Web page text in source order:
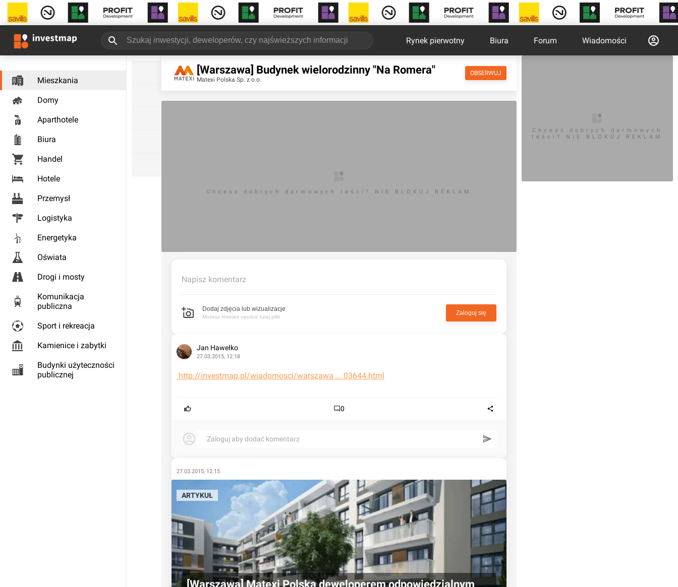
Rynek pierwotny Biura Forum Wiadomości
Mieszkania
Domy
Aparthotele
Biura
Handel
Hotele
Przemysł
Logistyka
Energetyka
Oświata
Drogi i mosty
Komunikacja
publiczna
Sport i rekreacja
Kamienice i zabytki
Budynki użyteczności
publicznej
[Warszawa] Budynek wielorodzinny "Na Romera"
Matexi Polska Sp. z o.o.
OBSERWUJ
Chcesz dobrych darmowych teści? NIE BLOKUJ REKLAM
Napisz komentarz
Dodaj zdjęcia lub wizualizacje
Możesz również upuścić tutaj pliki
Zaloguj się
Jan Hawełko
27.03.2015, 12:18
http://investmap.pl/wiadomosci/warszawa ... 03644.html
0
Zaloguj aby dodać komentarz
27.03.2015, 12:15
[Warszawa] Matexi Polska deweloperem odpowiedzialnym
ARTYKUŁ
Chcesz dobrych darmowych
teści? NIE BLOKUJ REKLAM